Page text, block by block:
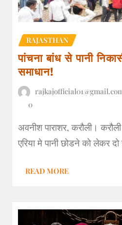
RAJASTHAN
पांचना बांध से पानी
समाधान!
0
अवनीश पाराशर, करौली।
एरिया मे पानी छोडने को लेकर
READ MORE